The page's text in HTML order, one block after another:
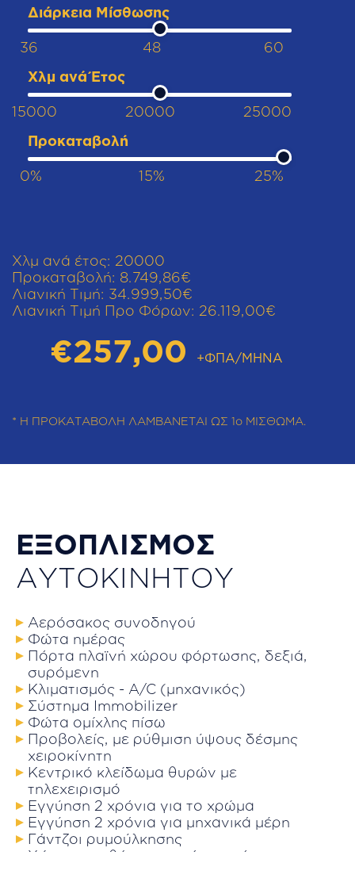
Διάρκεια Μίσθωσης
36 48
60
Χλμ ανά Έτος
15000 20000
25000
Προκαταβολή
0% 15% 25%
Χλμ ανά έτος: 20000
Προκαταβολή: 8.749,86€
Λιανική Τιμή: 34.999,50€
Λιανική Τιμή Προ Φόρων: 26.119,00€
€257,00 +ΦΠΑ/ΜΗΝΑ
* Η ΠΡΟΚΑΤΑΒΟΛΗ ΛΑΜΒΑΝΕΤΑΙ ΩΣ 1ο ΜΙΣΘΩΜΑ.
ΕΞΟΠΛΙΣΜΟΣ
ΑΥΤΟΚΙΝΗΤΟΥ
Αερόσακος συνοδηγού
Φώτα ημέρας
Πόρτα πλαϊνή χώρου φόρτωσης, δεξιά,
συρόμενη
Κλιματισμός - A/C (μηχανικός)
Σύστημα Immobilizer
Φώτα ομίχλης πίσω
Προβολείς, με ρύθμιση ύψους δέσμης
χειροκίνητη
Κεντρικό κλείδωμα θυρών με
τηλεχειρισμό
Εγγύηση 2 χρόνια για το χρώμα
Εγγύηση 2 χρόνια για μηχανικά μέρη
Γάντζοι ρυμούλκησης
Χώρος αποθήκευσης κάτω από το